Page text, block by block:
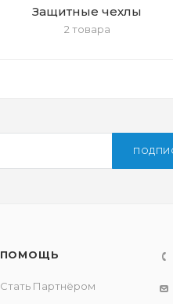
Защитные чехлы
2 товара
ПОМОЩЬ
Стать Партнёром